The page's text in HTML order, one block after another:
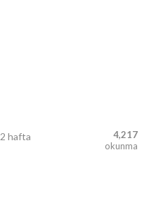
2 hafta
4,217
okunma